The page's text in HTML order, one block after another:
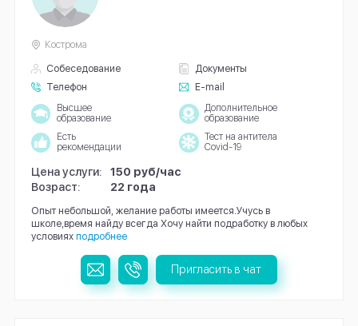
Собеседование
Документы
Телефон
E-mail
Кострома
Высшее
образование
Дополнительное
образование
Есть
рекомендации
Тест на антитела
Covid-19
Цена услуги:
150 руб/час
Возраст:
22 года
Опыт небольшой, желание работы имеется.Учусь в
школе,время найду всегда Хочу найти подработку в любых
условиях подробнее
Пригласить в чат